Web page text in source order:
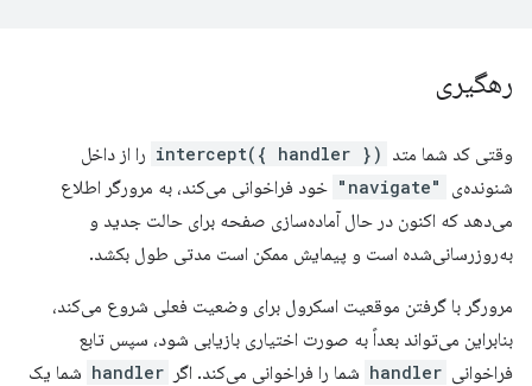
رهگیری
وقتی کد شما متد intercept({ handler }) را از داخل
شنونده‌ی
"navigate"
خود فراخوانی می‌کند، به مرورگر اطلاع
می‌دهد که اکنون در حال آماده‌سازی صفحه برای حالت جدید و
به‌روزرسانی‌شده است و پیمایش ممکن است مدتی طول بکشد.
مرورگر با گرفتن موقعیت اسکرول برای وضعیت فعلی شروع می‌کند،
بنابراین می‌تواند بعداً به صورت اختیاری بازیابی شود، سپس تابع
فراخوانی handler شما را فراخوانی می‌کند. اگر handler شما یک